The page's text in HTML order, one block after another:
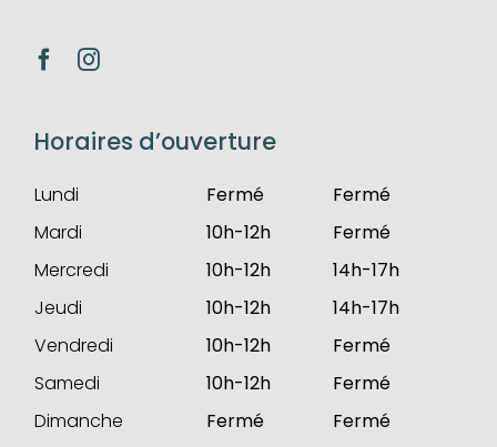
Horaires d’ouverture
Lundi Fermé
Fermé
Mardi
10h-12h
Fermé
Mercredi
10h-12h
14h-17h
Jeudi
10h-12h
14h-17h
Vendredi
10h-12h
Fermé
Samedi
10h-12h
Fermé
Dimanche
Fermé Fermé